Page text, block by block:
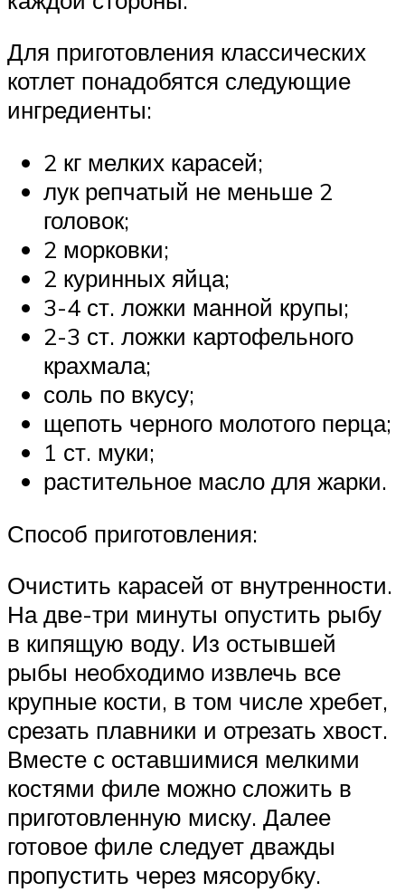
Для приготовления классических
котлет понадобятся следующие
ингредиенты:
2 кг мелких карасей;
лук репчатый не меньше 2
головок;
2 морковки;
2 куринных яйца;
3-4 ст. ложки манной крупы;
2-3 ст. ложки картофельного
крахмала;
соль по вкусу;
щепоть черного молотого перца;
1 ст. муки;
растительное масло для жарки.
Способ приготовления:
Очистить карасей от внутренности.
На две-три минуты опустить рыбу
в кипящую воду. Из остывшей
рыбы необходимо извлечь все
крупные кости, в том числе хребет,
срезать плавники и отрезать хвост.
Вместе с оставшимися мелкими
костями филе можно сложить в
приготовленную миску. Далее
готовое филе следует дважды
пропустить через мясорубку.